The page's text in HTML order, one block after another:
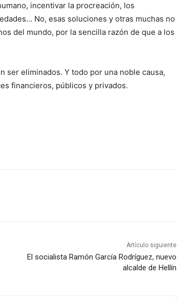
incentivar la procreación, los
No, esas soluciones y otras muchas no
del mundo, por la sencilla razón de que a los
ser eliminados. Y todo por una noble causa,
financieros, públicos y privados.
Artículo siguiente
El socialista Ramón García Rodríguez, nuevo
alcalde de Hellín